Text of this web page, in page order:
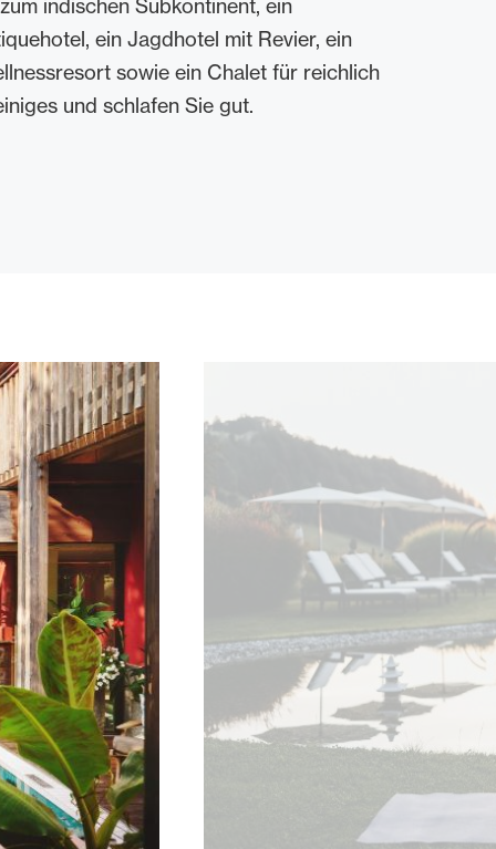
indischen Subkontinent, ein
ein Jagdhotel mit Revier, ein
sowie ein Chalet für reichlich
und schlafen Sie gut.